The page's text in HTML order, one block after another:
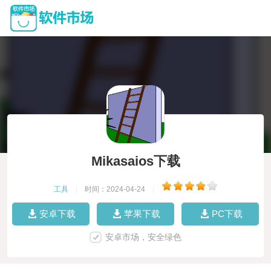
Mikasaios下载
工具 时间：2024-04-24
安卓下载 苹果下载 PC下载
安卓市场，安全绿色